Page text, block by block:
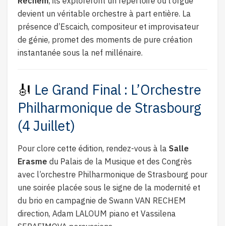
devient un véritable orchestre à part entière. La
présence d’Escaich, compositeur et improvisateur
de génie, promet des moments de pure création
instantanée sous la nef millénaire.
🎻 Le Grand Final : L’Orchestre
Philharmonique de Strasbourg
(4 Juillet)
Pour clore cette édition, rendez-vous à la Salle
Erasme du Palais de la Musique et des Congrès
avec l’orchestre Philharmonique de Strasbourg pour
une soirée placée sous le signe de la modernité et
du brio en campagnie de Swann VAN RECHEM
direction, Adam LALOUM piano et Vassilena